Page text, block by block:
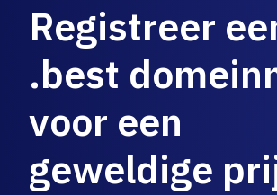
Registreer
.best
voor een
geweldige